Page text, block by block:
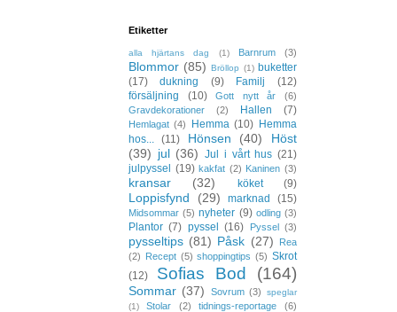
Etiketter
alla hjärtans dag (1) Barnrum (3)
Blommor (85) Bröllop (1) buketter
(17)
dukning (9) Familj
(12)
försäljning
(10) Gott nytt år
(6)
Gravdekorationer
(2) Hallen (7)
Hemlagat (4) Hemma (10) Hemma
hos...
(11) Hönsen (40)
Höst
(39) jul (36) Jul i vårt hus (21)
julpyssel
(19) kakfat (2) Kaninen (3)
kransar (32) köket (9)
Loppisfynd (29) marknad (15)
Midsommar (5) nyheter (9) odling (3)
Plantor (7) pyssel (16) Pyssel (3)
pysseltips (81) Påsk (27)
Rea
(2) Recept (5) shoppingtips (5) Skrot
(12)
Sofias Bod (164)
Sommar (37) Sovrum (3)
speglar
(1)
Stolar (2) tidnings-reportage (6)